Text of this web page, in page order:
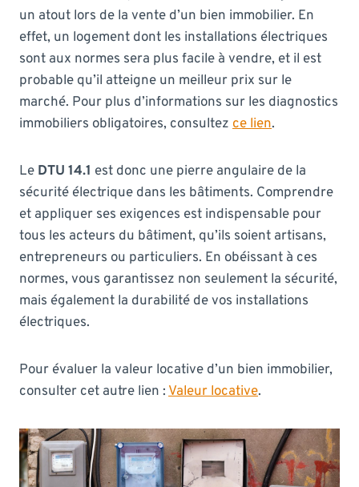
un atout lors de la vente d’un bien immobilier. En
effet, un logement dont les installations électriques
sont aux normes sera plus facile à vendre, et il est
probable qu’il atteigne un meilleur prix sur le
marché. Pour plus d’informations sur les diagnostics
immobiliers obligatoires, consultez ce lien.
Le DTU 14.1 est donc une pierre angulaire de la
sécurité électrique dans les bâtiments. Comprendre
et appliquer ses exigences est indispensable pour
tous les acteurs du bâtiment, qu’ils soient artisans,
entrepreneurs ou particuliers. En obéissant à ces
normes, vous garantissez non seulement la sécurité,
mais également la durabilité de vos installations
électriques.
Pour évaluer la valeur locative d’un bien immobilier,
consulter cet autre lien :Valeur locative.